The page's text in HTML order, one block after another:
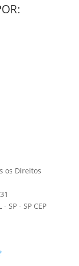
os Direitos
SP - SP CEP